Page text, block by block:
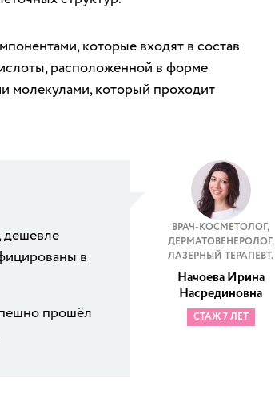
которые входят в состав
расположенной в форме
молекулами, который проходит
дешевле
в
прошёл
ВРАЧ-КОСМЕТОЛОГ,
ДЕРМАТОВЕНЕРОЛОГ,
ЛАЗЕРНЫЙ ТЕРАПЕВТ.
Начоева Ирина
Насрединовна
СТАЖ 7 ЛЕТ